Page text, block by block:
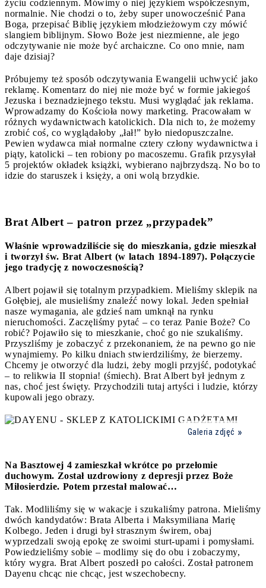
życiu codziennym. Mówimy o niej językiem współczesnym,
normalnie. Nie chodzi o to, żeby super unowocześnić Pana
Boga, przepisać Biblię językiem młodzieżowym czy mówić
slangiem biblijnym. Słowo Boże jest niezmienne, ale jego
odczytywanie nie może być archaiczne. Co ono mnie, nam
daje dzisiaj?
Próbujemy też sposób odczytywania Ewangelii uchwycić jako
reklamę. Komentarz do niej nie może być w formie jakiegoś
Jezuska i beznadziejnego tekstu. Musi wyglądać jak reklama.
Wprowadzamy do Kościoła nowy marketing. Pracowałam w
różnych wydawnictwach katolickich. Dla nich to, że możemy
zrobić coś, co wyglądałoby „łał!” było niedopuszczalne.
Pewien wydawca miał normalne cztery człony wydawnictwa i
piąty, katolicki – ten robiony po macoszemu. Grafik przysyłał
5 projektów okładek książki, wybierano najbrzydszą. No bo to
idzie do staruszek i księży, a oni wolą brzydkie.
Brat Albert – patron przez „przypadek”
Właśnie wprowadziliście się do mieszkania, gdzie mieszkał
i tworzył św. Brat Albert (w latach 1894-1897). Połączycie
jego tradycję z nowoczesnością?
Albert pojawił się totalnym przypadkiem. Mieliśmy sklepik na
Gołębiej, ale musieliśmy znaleźć nowy lokal. Jeden spełniał
nasze wymagania, ale gdzieś nam umknął na rynku
nieruchomości. Zaczęliśmy pytać – co teraz Panie Boże? Co
robić? Pojawiło się to mieszkanie, choć go nie szukaliśmy.
Przyszliśmy je zobaczyć z przekonaniem, że na pewno go nie
wynajmiemy. Po kilku dniach stwierdziliśmy, że bierzemy.
Chcemy je otworzyć dla ludzi, żeby mogli przyjść, podotykać
– to relikwia II stopnia! (śmiech). Brat Albert był jednym z
nas, choć jest święty. Przychodzili tutaj artyści i ludzie, którzy
kupowali jego obrazy.
Galeria zdjęć
Na Basztowej 4 zamieszkał wkrótce po przełomie
duchowym. Został uzdrowiony z depresji przez Boże
Miłosierdzie. Potem przestał malować…
Tak. Modliliśmy się w wakacje i szukaliśmy patrona. Mieliśmy
dwóch kandydatów: Brata Alberta i Maksymiliana Marię
Kolbego. Jeden i drugi był strasznym świrem, obaj
wyprzedzali swoją epokę ze swoimi sturt-upami i pomysłami.
Powiedzieliśmy sobie – modlimy się do obu i zobaczymy,
który wygra. Brat Albert poszedł po całości. Został patronem
Dayenu chcąc nie chcąc, jest wszechobecny.